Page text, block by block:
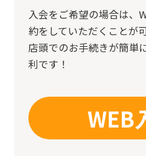
入会をご希望の場合は、
約をしていただくことが
店頭でのお手続きが簡単
利です！
WEB